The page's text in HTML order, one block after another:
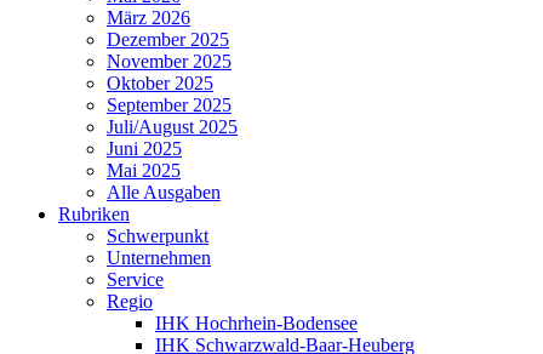
März 2026
Dezember 2025
November 2025
Oktober 2025
September 2025
Juli/August 2025
Juni 2025
Mai 2025
Alle Ausgaben
Rubriken
Schwerpunkt
Unternehmen
Service
Regio
IHK Hochrhein-Bodensee
IHK Schwarzwald-Baar-Heuberg